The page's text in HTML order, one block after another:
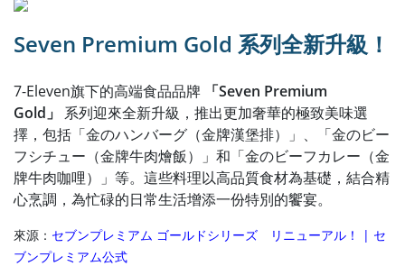
Seven Premium Gold 系列全新升級！
7-Eleven旗下的高端食品品牌 「Seven Premium
Gold」 系列迎來全新升級，推出更加奢華的極致美味選
擇，包括「金のハンバーグ（金牌漢堡排）」、「金のビー
フシチュー（金牌牛肉燴飯）」和「金のビーフカレー（金
牌牛肉咖哩）」等。這些料理以高品質食材為基礎，結合精
心烹調，為忙碌的日常生活增添一份特別的饗宴。
來源： セブンプレミアム ゴールドシリーズ リニューアル！ | セ
ブンプレミアム公式